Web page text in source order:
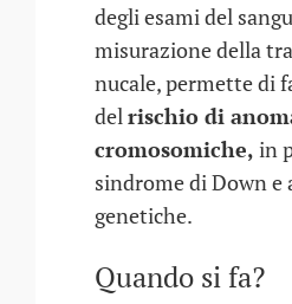
degli esami del
misurazione della
nucale, permette di
delrischio di
cromosomiche, in
sindrome di Down
genetiche.
Quando si fa?